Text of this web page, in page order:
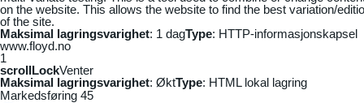
on the website. This allows the website to find the best variation/
of the site.
Maksimal lagringsvarighet: 1 dagType: HTTP-informasjonskapsel
www.floyd.no
1
scrollLockVenter
Maksimal lagringsvarighet: ØktType: HTML lokal lagring
Markedsføring 45